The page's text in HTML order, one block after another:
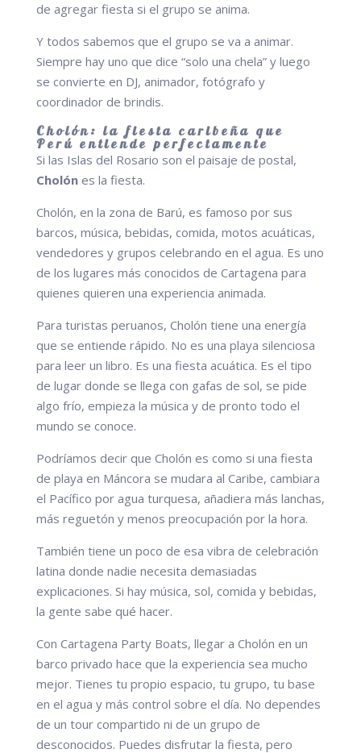
de agregar fiesta si el grupo se anima.
Y todos sabemos que el grupo se va a animar.
Siempre hay uno que dice “solo una chela” y luego
se convierte en DJ, animador, fotógrafo y
coordinador de brindis.
Cholón: la fiesta caribeña que
Perú entiende perfectamente
Si las Islas del Rosario son el paisaje de postal,
Cholónes la fiesta.
Cholón, en la zona de Barú, es famoso por sus
barcos, música, bebidas, comida, motos acuáticas,
vendedores y grupos celebrando en el agua. Es uno
de los lugares más conocidos de Cartagena para
quienes quieren una experiencia animada.
Para turistas peruanos, Cholón tiene una energía
que se entiende rápido. No es una playa silenciosa
para leer un libro. Es una fiesta acuática. Es el tipo
de lugar donde se llega con gafas de sol, se pide
algo frío, empieza la música y de pronto todo el
mundo se conoce.
Podríamos decir que Cholón es como si una fiesta
de playa en Máncora se mudara al Caribe, cambiara
el Pacífico por agua turquesa, añadiera más lanchas,
más reguetón y menos preocupación por la hora.
También tiene un poco de esa vibra de celebración
latina donde nadie necesita demasiadas
explicaciones. Si hay música, sol, comida y bebidas,
la gente sabe qué hacer.
Con Cartagena Party Boats, llegar a Cholón en un
barco privado hace que la experiencia sea mucho
mejor. Tienes tu propio espacio, tu grupo, tu base
en el agua y más control sobre el día. No dependes
de un tour compartido ni de un grupo de
desconocidos. Puedes disfrutar la fiesta, pero